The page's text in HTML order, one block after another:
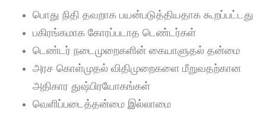
பொது நிதி தவறாக பயன்படுத்தியதாக கூறப்பட்டது
பகிரங்கமாக கோரப்படாத டெண்டர்கள்
டெண்டர் நடைமுறைகளின் கையாளுதல் தன்மை
அரச கொள்முதல் விதிமுறைகளை மீறுவதற்கான
அதிகார துஷ்பிரயோகங்கள்
வெளிப்படைத்தன்மை இல்லாமை